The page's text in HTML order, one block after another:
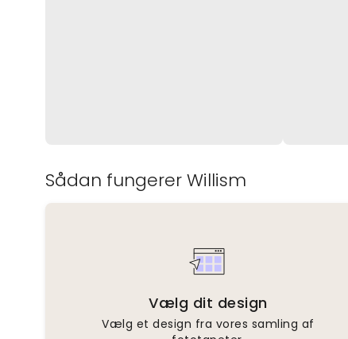
Sådan fungerer Willism
Vælg dit design
Vælg et design fra vores samling af